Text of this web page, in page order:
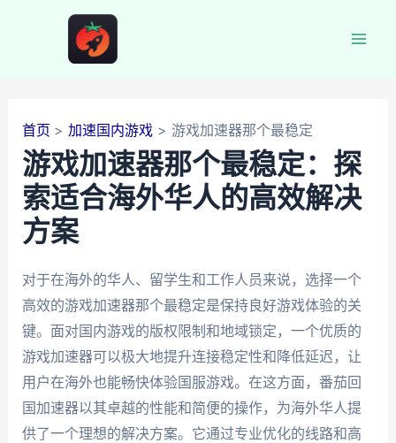
首页 加速国内游戏 游戏加速器那个最稳定
游戏加速器那个最稳定：探
索适合海外华人的高效解决
方案
对于在海外的华人、留学生和工作人员来说，选择一个
高效的游戏加速器那个最稳定是保持良好游戏体验的关
键。面对国内游戏的版权限制和地域锁定，一个优质的
游戏加速器可以极大地提升连接稳定性和降低延迟，让
用户在海外也能畅快体验国服游戏。在这方面，番茄回
国加速器以其卓越的性能和简便的操作，为海外华人提
供了一个理想的解决方案。它通过专业优化的线路和高